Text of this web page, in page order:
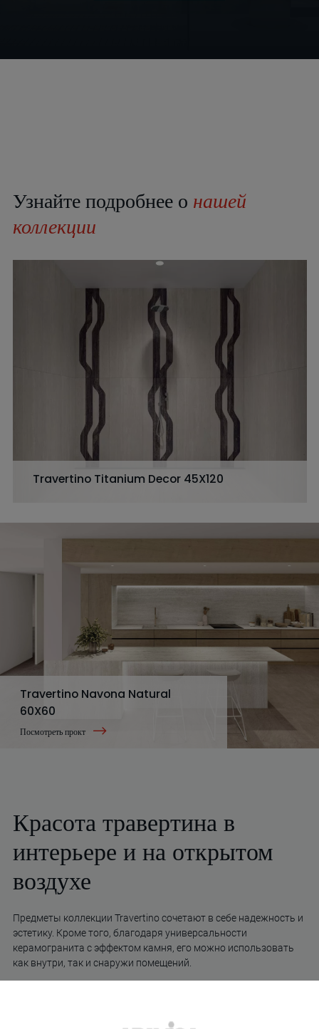
Узнайте подробнее о нашей
коллекции
Travertino Titanium Decor 45X120
Travertino Navona Natural
60X60
Посмотреть прокт
Красота травертина в
интерьере и на открытом
воздухе
Предметы коллекции Travertino сочетают в себе надежность и
эстетику. Кроме того, благодаря универсальности
керамогранита с эффектом камня, его можно использовать
как внутри, так и снаружи помещений.
помещениям, как гостиная или ванная комната, как в качестве